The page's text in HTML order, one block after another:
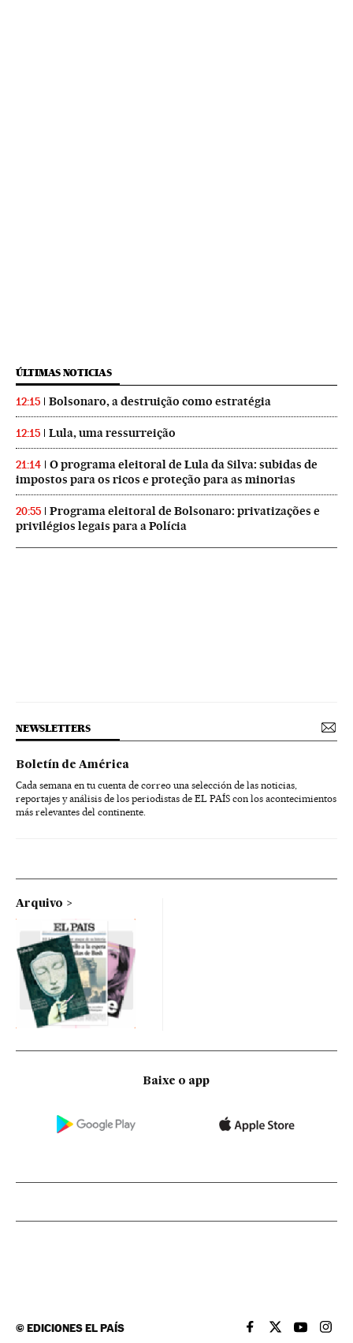
ÚLTIMAS NOTICIAS
12:15 Bolsonaro, a destruição como estratégia
12:15 Lula, uma ressurreição
21:14
O programa eleitoral de Lula da Silva: subidas de
impostos para os ricos e proteção para as minorias
20:55
Programa eleitoral de Bolsonaro: privatizações e
privilégios legais para a Polícia
NEWSLETTERS
Boletín de América
Cada semana en tu cuenta de correo una selección de las noticias,
reportajes y análisis de los periodistas de EL PAÍS con los acontecimientos
más relevantes del continente.
Arquivo
Baixe o app
©EDICIONES EL PAÍS EL PAÍS BRASIL EN
EL PAÍSEL PAÍS
EL